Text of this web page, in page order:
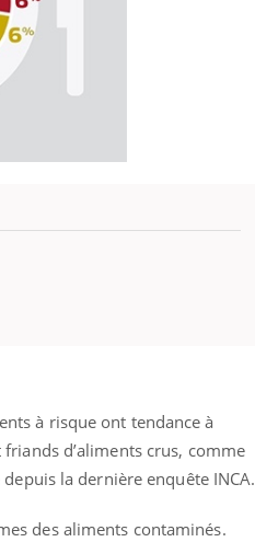
à risque ont tendance à
d’aliments crus, comme
la dernière enquête INCA.
des aliments contaminés.